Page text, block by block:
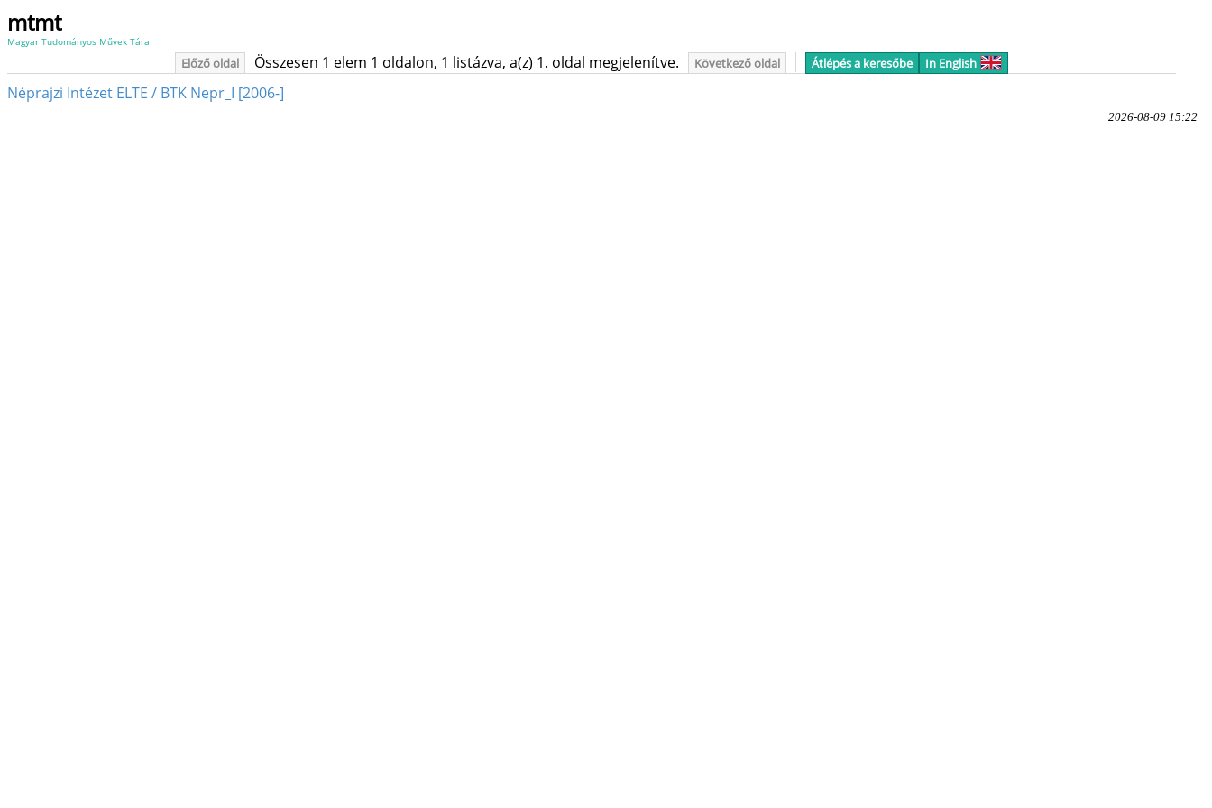
mtmt
Magyar Tudományos Művek Tára
Előző oldal Összesen 1 elem 1 oldalon, 1 listázva, a(z) 1. oldal megjelenítve. Következő oldal Átlépés a keresőbe In English
Néprajzi Intézet ELTE / BTK Nepr_I [2006-]
2026-08-09 15:22